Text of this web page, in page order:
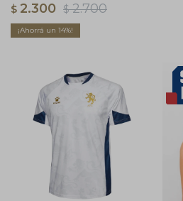
$ 2.300 $ 2.700
14